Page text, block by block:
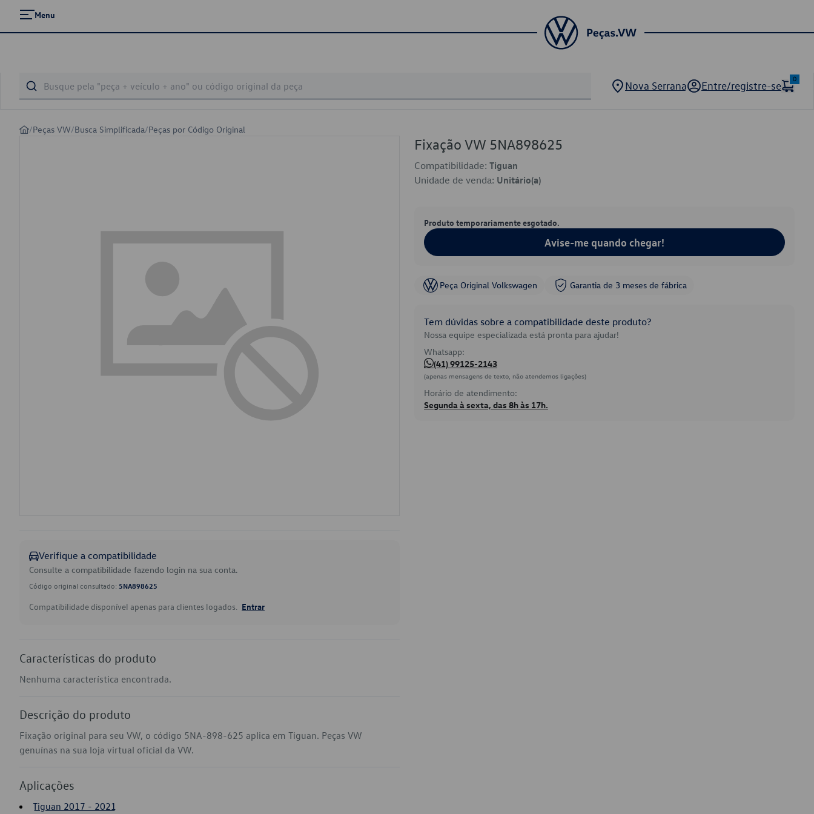
Menu
Nova Serrana Entre/registre-se
0
/Peças VW/Busca Simplificada/Peças por Código Original
Verifique a compatibilidade
Consulte a compatibilidade fazendo login na sua conta.
Código original consultado: 5NA898625
Compatibilidade disponível apenas para clientes logados. Entrar
Características do produto
Nenhuma característica encontrada.
Descrição do produto
Fixação original para seu VW, o código 5NA-898-625 aplica em Tiguan. Peças VW
genuínas na sua loja virtual oficial da VW.
Aplicações
Tiguan 2017 - 2021
Fixação VW 5NA898625
Compatibilidade: Tiguan
Unidade de venda: Unitário(a)
Produto temporariamente esgotado.
Avise-me quando chegar!
Peça Original Volkswagen Garantia de 3 meses de fábrica
Tem dúvidas sobre a compatibilidade deste produto?
Nossa equipe especializada está pronta para ajudar!
Whatsapp:
(41) 99125-2143
(apenas mensagens de texto, não atendemos ligações)
Horário de atendimento:
Segunda à sexta, das 8h às 17h.